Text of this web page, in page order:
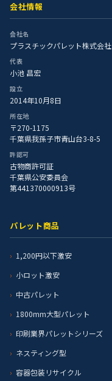
会社情報
会社名
プラスチックパレット株式会社
代表
小池 昌宏
設立
2014年10月8日
所在地
〒270-1175
千葉県我孫子市青山台3-8-5
許認可
古物商許可証
千葉県公安委員会
第441370000913号
パレット商品
1,200円以下激安
小ロット激安
中古パレット
1800mm大型パレット
印刷業界パレットシリーズ
ネスティング型
容器包装リサイクル